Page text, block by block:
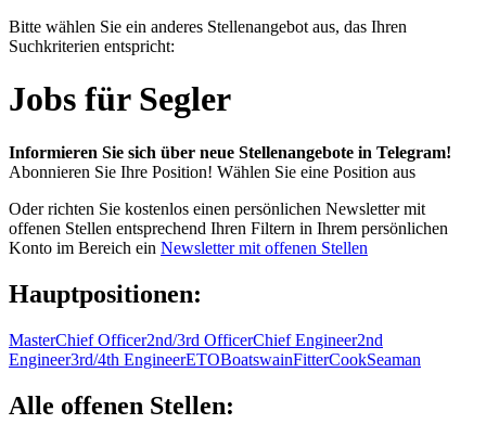
Bitte wählen Sie ein anderes Stellenangebot aus, das Ihren
Suchkriterien entspricht:
Jobs für Segler
Informieren Sie sich über neue Stellenangebote in Telegram!
Abonnieren Sie Ihre Position! Wählen Sie eine Position aus
Oder richten Sie kostenlos einen persönlichen Newsletter mit
offenen Stellen entsprechend Ihren Filtern in Ihrem persönlichen
Konto im Bereich ein Newsletter mit offenen Stellen
Hauptpositionen:
MasterChief Officer2nd/3rd OfficerChief Engineer2nd
Engineer3rd/4th EngineerETOBoatswainFitterCookSeaman
Alle offenen Stellen: